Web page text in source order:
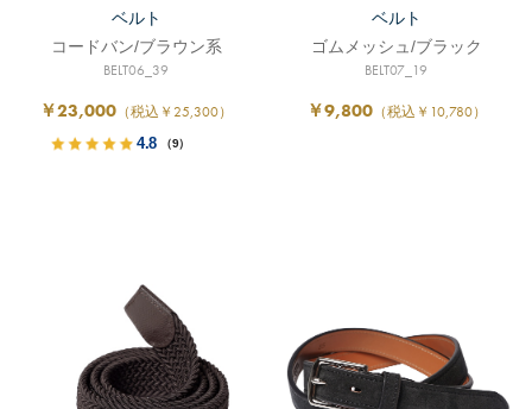
ベルト
コードバン/ブラウン系
BELT06_39
￥23,000 （税込￥25,300）
4.8 （9）
ベルト
ゴムメッシュ/ブラック
BELT07_19
￥9,800（税込￥10,780）